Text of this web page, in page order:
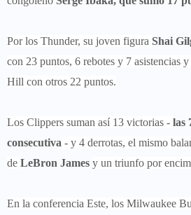
Por los Thunder, su joven figura Shai
con 23 puntos, 6 rebotes y 7 asistencias
Hill con otros 22 puntos.
Los Clippers suman así 13 victorias - las
consecutiva - y 4 derrotas, el mismo
de LeBron James y un triunfo por
En la conferencia Este, los Milwaukee